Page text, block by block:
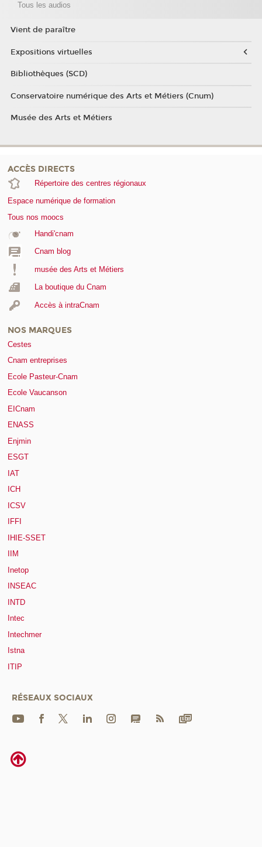
Tous les audios
Vient de paraître
Expositions virtuelles
Bibliothèques (SCD)
Conservatoire numérique des Arts et Métiers (Cnum)
Musée des Arts et Métiers
ACCÈS DIRECTS
Répertoire des centres régionaux
Espace numérique de formation
Tous nos moocs
Handi'cnam
Cnam blog
musée des Arts et Métiers
La boutique du Cnam
Accès à intraCnam
NOS MARQUES
Cestes
Cnam entreprises
Ecole Pasteur-Cnam
Ecole Vaucanson
EICnam
ENASS
Enjmin
ESGT
IAT
ICH
ICSV
IFFI
IHIE-SSET
IIM
Inetop
INSEAC
INTD
Intec
Intechmer
Istna
ITIP
RÉSEAUX SOCIAUX